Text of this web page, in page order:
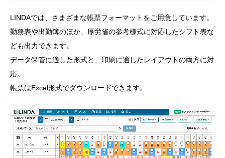
LINDAでは、さまざまな帳票フォーマットをご用意しています。
勤務表や出勤簿のほか、厚労省の参考様式に対応したシフト表な
ども出力できます。
データ保管に適した形式と、印刷に適したレイアウトの両方に対
応。
帳票はExcel形式でダウンロードできます。